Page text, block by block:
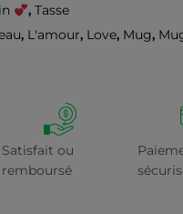
, Tasse
, L'amour, Love, Mug,
Satisfait ou
remboursé